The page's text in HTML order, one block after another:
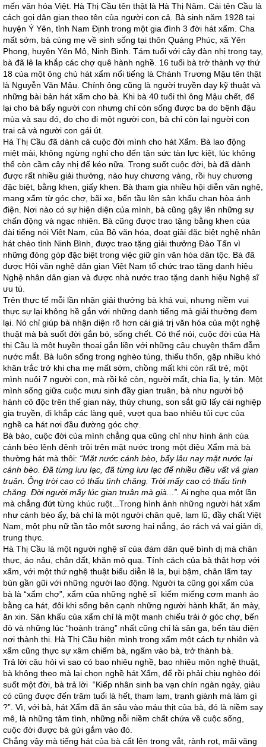
mến văn hóa Việt. Hà Thị Cầu tên thật là Hà Thị Năm. Cái tên Cầu là
cách gọi dân gian theo tên của người con cả. Bà sinh năm 1928 tại
huyện Ý Yên, tỉnh Nam Định trong một gia đình 3 đời hát xẩm. Cha
mất sớm, bà cùng mẹ về sinh sống tại thôn Quảng Phúc, xã Yên
Phong, huyện Yên Mô, Ninh Bình. Tám tuổi với cây đàn nhị trong tay,
bà đã lê la khắp các chợ quê hành nghề. 16 tuổi bà trở thành vợ thứ
18 của một ông chủ hát xẩm nổi tiếng là Chánh Trương Mậu tên thật
là Nguyễn Văn Mậu. Chính ông cũng là người truyền dạy kỹ thuật và
những bài bản hát xẩm cho bà. Khi bà 40 tuổi thì ông Mậu chết, để
lại cho bà bẩy người con nhưng chỉ còn sống được ba do bệnh đậu
mùa và sau đó, do cho đi một người con, bà chỉ còn lại người con
trai cả và người con gái út.
Hà Thị Cầu đã dành cả cuộc đời mình cho hát Xẩm. Bà lao động
miệt mài, không ngừng nghỉ cho đến tận sức tàn lực kiệt, lúc không
thể còn cầm cây nhị để kéo nữa. Trong suốt cuộc đời, bà đã dành
được rất nhiều giải thưởng, nào huy chương vàng, rồi huy chương
đặc biệt, bằng khen, giấy khen. Bà tham gia nhiều hội diễn văn nghệ,
mang xẩm từ góc chợ, bãi xe, bến tầu lên sân khấu chan hòa ánh
điện. Nơi nào có sự hiện diện của mình, bà cũng gây lên những sự
chấn động và ngạc nhiên. Bà cũng được trao tặng bằng khen của
đài tiếng nói Việt Nam, của Bộ văn hóa, đoạt giải đặc biệt nghệ nhân
hát chèo tỉnh Ninh Bình, được trao tặng giải thưởng Đào Tấn vì
những đóng góp đặc biệt trong việc giữ gìn văn hóa dân tộc. Bà đã
được Hội văn nghệ dân gian Việt Nam tổ chức trao tặng danh hiệu
Nghệ nhân dân gian và được nhà nước trao tặng danh hiệu Nghệ sĩ
ưu tú.
Trên thực tế mỗi lần nhận giải thưởng bà khá vui, nhưng niềm vui
thực sự lại không hề gắn với những danh tiếng mà giải thưởng đem
lại. Nó chỉ giúp bà nhận diện rõ hơn cái giá trị văn hóa của một nghệ
thuật mà bà suốt đời gắn bó, sống chết. Có thể nói, cuộc đời của Hà
thị Cầu là một huyền thoại gắn liền với những câu chuyện thấm đẫm
nước mắt. Bà luôn sống trong nghèo túng, thiếu thốn, gặp nhiều khó
khăn trắc trở khi cha mẹ mất sớm, chồng mất khi còn rất trẻ, một
mình nuôi 7 người con, mà rồi kẻ còn, người mất, chia lìa, ly tán. Một
mình sống giữa cuộc mưu sinh đầy gian truân, bà như người bộ
hành cô độc trên thế gian này, thủy chung, son sắt giữ lấy cái nghiệp
gia truyền, đi khắp các làng quê, vượt qua bao nhiêu tủi cực của
nghề ca hát nơi đầu đường góc chợ.
Bà bảo, cuộc đời của mình chẳng qua cũng chỉ như hình ảnh của
cánh bèo lênh đênh trôi trên mặt nước trong một điệu Xẩm mà bà
thường hát mà thôi: “Mặt nước cánh bèo, bấy lâu nay mặt nước lại
cánh bèo. Đã từng lưu lạc, đã từng lưu lạc để nhiều điều vất vả gian
truân. Ông trời cao có thấu tình chăng. Trời mấy cao có thấu tình
chăng. Đời người mấy lúc gian truân mà già...”. Ai nghe qua một lần
mà chẳng đứt từng khúc ruột...Trong hình ảnh những người hát xẩm
như cánh bèo ấy, bà chỉ là một người chân quê, lam lũ, đầy chất Việt
Nam, một phụ nữ tần tảo một sương hai nắng, áo rách vá vai giản dị,
trung thực.
Hà Thị Cầu là một người nghệ sĩ của đám dân quê bình dị mà chân
thực, áo nâu, chân đất, khăn mỏ quạ. Tính cách của bà thật hợp với
xẩm, với một thứ nghệ thuật biểu diễn lê la, bụi bậm, chân lấm tay
bùn gần gũi với những người lao động. Người ta cũng gọi xẩm của
bà là “xẩm chợ”, xẩm của những nghệ sĩ kiếm miếng cơm manh áo
bằng ca hát, đôi khi sống bên cạnh những người hành khất, ăn mày,
ăn xin. Sân khấu của xẩm chỉ là một manh chiếu trải ở góc chợ, bến
đò và những lúc “hoành tráng” nhất cũng chỉ là sân ga, bến tàu điện
nơi thành thị. Hà Thị Cầu hiện mình trong xẩm một cách tự nhiên và
xẩm cũng thực sự xâm chiếm bà, ngấm vào bà, trở thành bà.
Trả lời câu hỏi vì sao có bao nhiêu nghề, bao nhiêu môn nghệ thuật,
bà không theo mà lại chọn nghề hát Xẩm, để rồi phải chịu nghèo đói
suốt một đời, bà trả lời “Kiếp nhân sinh ba vạn chín ngàn ngày, giàu
có cũng được đến trăm tuổi là hết, tham lam, tranh giành mà làm gì
?”. Vì, với bà, hát Xẩm đã ăn sâu vào máu thịt của bà, đó là niềm say
mê, là những tâm tình, những nỗi niềm chất chứa về cuộc sống,
cuộc đời được bà gửi gắm vào đó.
Chẳng vậy mà tiếng hát của bà cất lên trong vắt, rành rọt, mãi văng